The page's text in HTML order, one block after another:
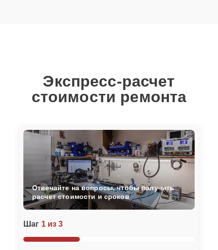
Экспресс-расчет
стоимости ремонта
Шаг 1 из 3
Отвечайте на вопросы, чтобы получить
расчет стоимости и сроков